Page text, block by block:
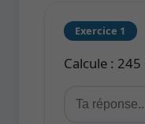
Exercice 1
Calcule : 245